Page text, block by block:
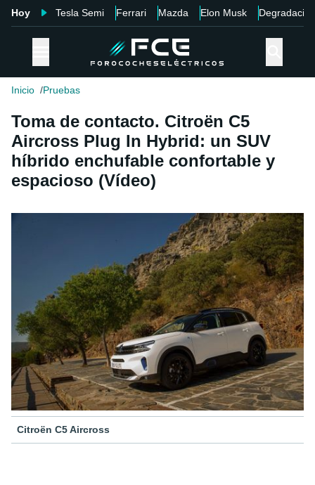
Hoy Tesla Semi Ferrari Mazda Elon Musk Degradación
Inicio Pruebas
Toma de contacto. Citroën C5
Aircross Plug In Hybrid: un SUV
híbrido enchufable confortable y
espacioso (Vídeo)
Citroën C5 Aircross